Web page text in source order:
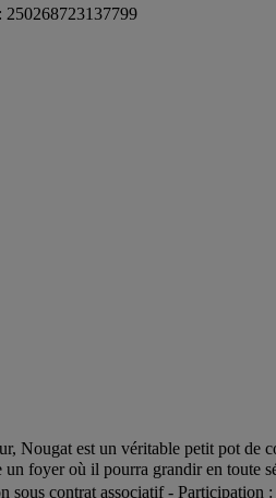
250268723137799
est un véritable petit pot de
un foyer où il pourra grandir en
contrat associatif - Participation